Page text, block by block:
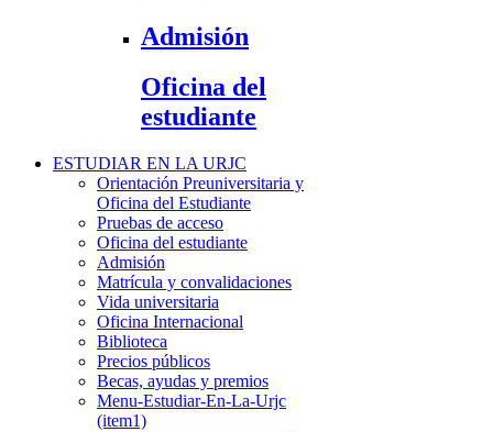
Admisión
Oficina del
estudiante
ESTUDIAR EN LA URJC
Orientación Preuniversitaria y
Oficina del Estudiante
Pruebas de acceso
Oficina del estudiante
Admisión
Matrícula y convalidaciones
Vida universitaria
Oficina Internacional
Biblioteca
Precios públicos
Becas, ayudas y premios
Menu-Estudiar-En-La-Urjc
(item1)